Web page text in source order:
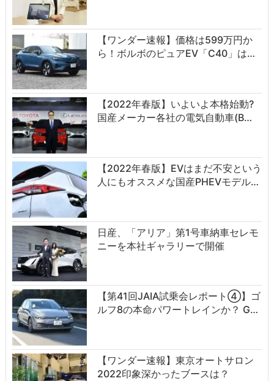
【ワンダー速報】価格は599万円か
ら！ボルボのピュアEV「C40」は…
【2022年春版】いよいよ本格始動?
国産メーカー各社の電気自動車(B…
【2022年春版】EVはまだ不安という
人にもオススメな国産PHEVモデル…
日産、「アリア」第1号車納車セレモ
ニーを本社ギャラリーで開催
【第41回JAIA試乗会レポート④】ゴ
ルフ8の本命パワートレインか？ G…
【ワンダー速報】東京オートサロン
2022印象深かったブースは？